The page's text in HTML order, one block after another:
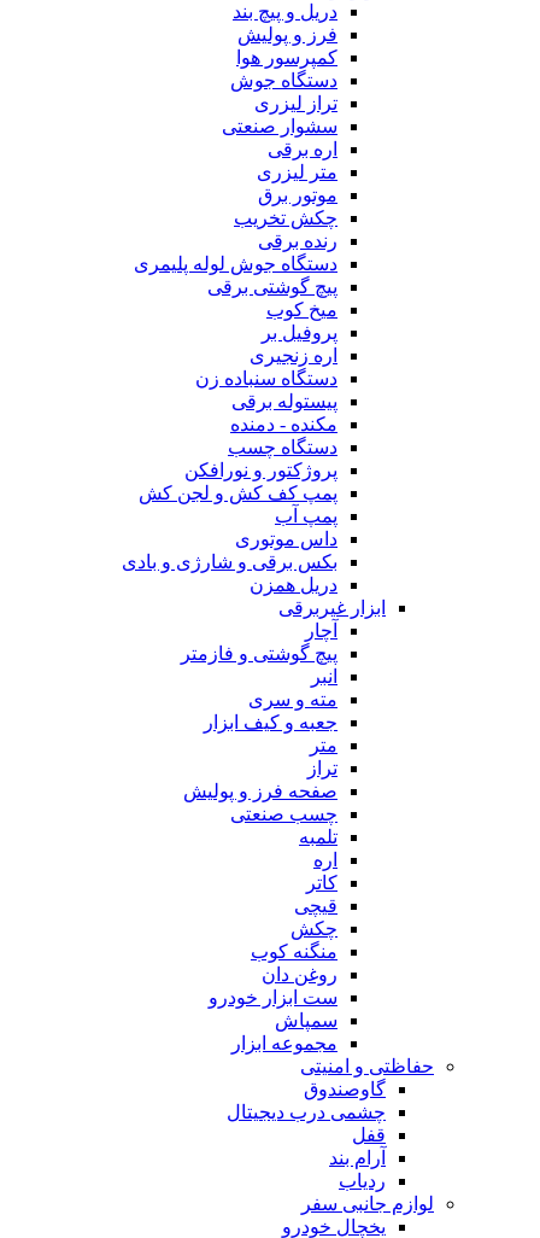
دریل و پیچ بند
فرز و پولیش
کمپرسور هوا
دستگاه جوش
تراز لیزری
سشوار صنعتی
اره برقی
متر لیزری
موتور برق
چکش تخریب
رنده برقی
دستگاه جوش لوله پلیمری
پیچ گوشتی برقی
میخ کوب
پروفیل بر
اره زنجیری
دستگاه سنباده زن
پیستوله برقی
مکنده - دمنده
دستگاه چسب
پروژکتور و نورافکن
پمپ کف کش و لجن کش
پمپ آب
داس موتوری
بکس برقی و شارژی و بادی
دریل همزن
ابزار غیربرقی
آچار
پیچ گوشتی و فازمتر
انبر
مته و سری
جعبه و کیف ابزار
متر
تراز
صفحه فرز و پولیش
چسب صنعتی
تلمبه
اره
کاتر
قیچی
چکش
منگنه کوب
روغن دان
ست ابزار خودرو
سمپاش
مجموعه ابزار
حفاظتی و امنیتی
گاوصندوق
چشمی درب دیجیتال
قفل
آرام بند
ردیاب
لوازم جانبی سفر
یخچال خودرو